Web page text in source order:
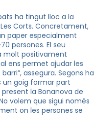
ha tingut lloc a la
Corts. Concretament,
paper especialment
persones. El seu
molt positivament
ens permet ajudar les
assegura. Segons ha
un goig formar part
la Bonanova de
volem que sigui només
on les persones se